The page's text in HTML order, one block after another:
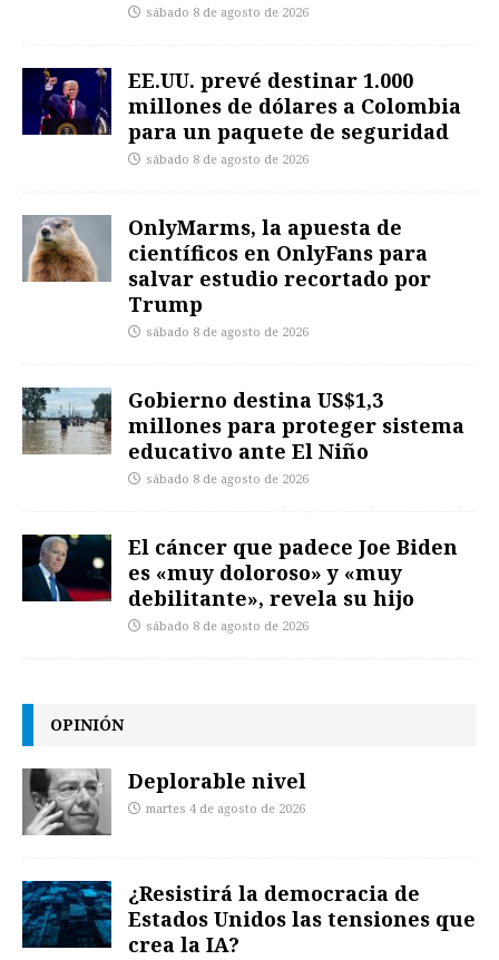
sábado 8 de agosto de 2026
EE.UU. prevé destinar 1.000
millones de dólares a Colombia
para un paquete de seguridad
sábado 8 de agosto de 2026
OnlyMarms, la apuesta de
científicos en OnlyFans para
salvar estudio recortado por
Trump
sábado 8 de agosto de 2026
Gobierno destina US$1,3
millones para proteger sistema
educativo ante El Niño
sábado 8 de agosto de 2026
El cáncer que padece Joe Biden
es «muy doloroso» y «muy
debilitante», revela su hijo
sábado 8 de agosto de 2026
OPINIÓN
Deplorable nivel
martes 4 de agosto de 2026
¿Resistirá la democracia de
Estados Unidos las tensiones que
crea la IA?